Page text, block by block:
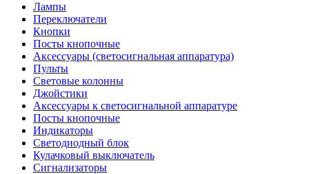
Лампы
Переключатели
Кнопки
Посты кнопочные
Аксессуары (светосигнальная аппаратура)
Пульты
Световые колонны
Джойстики
Аксессуары к светосигнальной аппаратуре
Посты кнопочные
Индикаторы
Светодиодный блок
Кулачковый выключатель
Сигнализаторы